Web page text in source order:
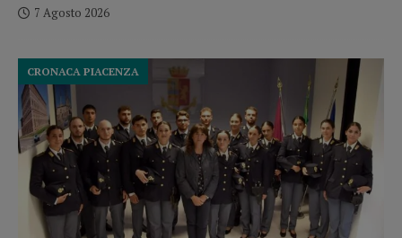
7 Agosto 2026
CRONACA PIACENZA